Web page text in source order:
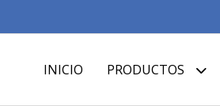
INICIO PRODUCTOS